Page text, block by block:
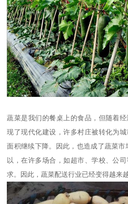
蔬菜是我们的餐桌上的食品，但随着
现了现代化建设，许多村庄被转化为
面积继续下降。因此，也造成了蔬菜
以，在许多场合，如超市、学校、公
求。因此，蔬菜配送行业已经变得越来越